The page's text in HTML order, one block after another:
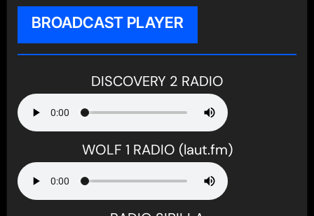
BROADCAST PLAYER
DISCOVERY 2 RADIO
WOLF 1 RADIO (laut.fm)